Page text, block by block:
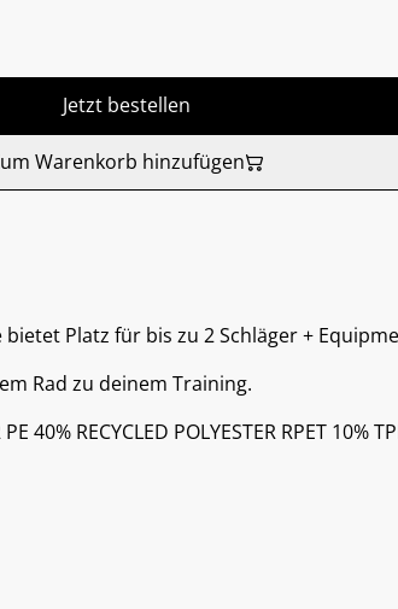
Jetzt bestellen
Warenkorb hinzufügen
Platz für bis zu 2 Schläger +
Rad zu deinem Training.
40% RECYCLED POLYESTER RPET 10%